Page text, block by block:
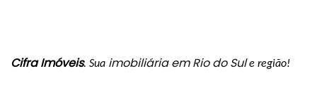
Cifra Imóveis. Sua imobiliária em Rio do Sul e região!